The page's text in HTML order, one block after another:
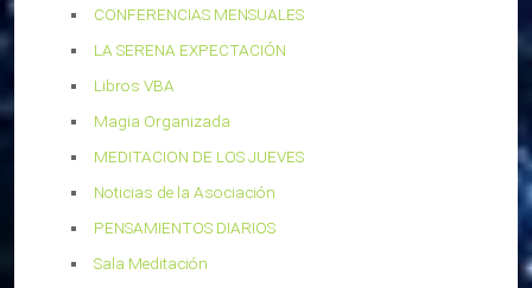
CONFERENCIAS MENSUALES
LA SERENA EXPECTACIÓN
Libros VBA
Magia Organizada
MEDITACION DE LOS JUEVES
Noticias de la Asociación
PENSAMIENTOS DIARIOS
Sala Meditación